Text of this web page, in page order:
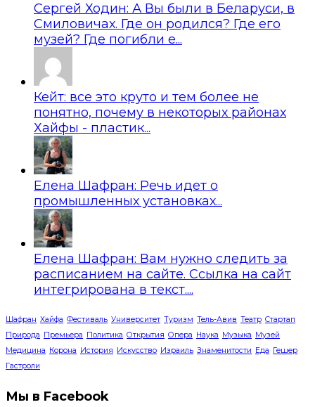
Сергей Ходин: А Вы были в Беларуси, в
Смиловичах. Где он родился? Где его
музей? Где погибли е...
Кейт: все это круто и тем более не
понятно, почему в некоторых районах
Хайфы - пластик...
Елена Шафран: Речь идет о
промышленных установках...
Елена Шафран: Вам нужно следить за
расписанием на сайте. Ссылка на сайт
интегрирована в текст....
Шафран Хайфа Фестиваль Университет Туризм Тель-Авив Театр Стартап
Природа Премьера Политика Открытия Опера Наука Музыка Музей
Медицина Корона История Искусство Израиль Знаменитости Еда Гешер
Гастроли
Мы в Facebook